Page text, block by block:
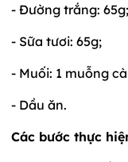
- Đường trắng: 65g;
- Sữa tươi: 65g;
- Muối: 1 muỗng
- Dầu ăn.
Các bước thực